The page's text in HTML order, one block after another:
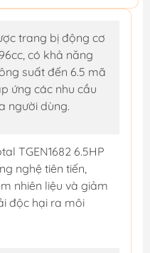
trang bị động cơ
có khả năng
suất đến 6.5 mã
ứng các nhu cầu
người dùng.
TGEN1682 6.5HP
nghệ tiên tiến,
nhiên liệu và giảm
độc hại ra môi